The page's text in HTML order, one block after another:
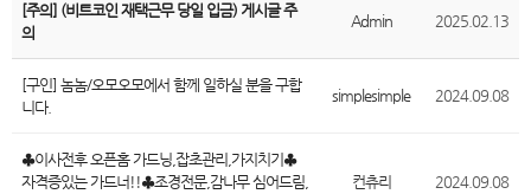
[주의] (비트코인 재택근무 당일 입금) 게시글 주
의
Admin 2025.02.13
[구인] 놈놈/오모오모에서 함께 일하실 분을 구합
니다.
simplesimple 2024.09.08
♣이사전후 오픈홈 가드닝,잡초관리,가지치기♣
자격증있는 가드너!!♣조경전문,감나무 심어드림,
컨츄리 2024.09.08